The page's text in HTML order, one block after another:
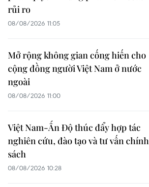
rủi ro
08/08/2026 11:05
Mở rộng không gian cống hiến cho
cộng đồng người Việt Nam ở nước
ngoài
08/08/2026 11:00
Việt Nam-Ấn Độ thúc đẩy hợp tác
nghiên cứu, đào tạo và tư vấn chính
sách
08/08/2026 10:28